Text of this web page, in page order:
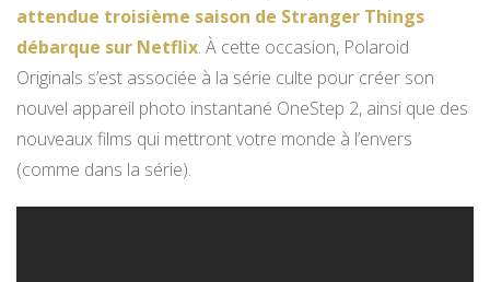
attendue troisième saison de Stranger Things
débarque sur Netflix. À cette occasion, Polaroid
Originals s’est associée à la série culte pour créer son
nouvel appareil photo instantané OneStep 2, ainsi que des
nouveaux films qui mettront votre monde à l’envers
(comme dans la série).